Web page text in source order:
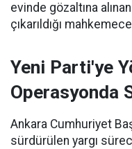
evinde gözaltına
çıkarıldığı
Yeni Parti'ye
Operasyonda
Ankara Cumhuriyet
sürdürülen yargı